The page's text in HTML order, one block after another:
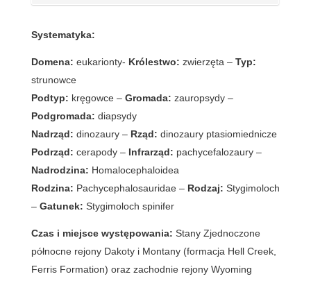
Systematyka:
Domena: eukarionty- Królestwo: zwierzęta – Typ:
strunowce
Podtyp: kręgowce – Gromada: zauropsydy –
Podgromada: diapsydy
Nadrząd: dinozaury – Rząd: dinozaury ptasiomiednicze
Podrząd: cerapody – Infrarząd: pachycefalozaury –
Nadrodzina: Homalocephaloidea
Rodzina: Pachycephalosauridae – Rodzaj: Stygimoloch
– Gatunek: Stygimoloch spinifer
Czas i miejsce występowania: Stany Zjednoczone
północne rejony Dakoty i Montany (formacja Hell Creek,
Ferris Formation) oraz zachodnie rejony Wyoming